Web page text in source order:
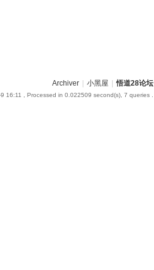
Archiver 小黑屋 悟道28论坛
16:11 , Processed in 0.022509 second(s), 7 queries .